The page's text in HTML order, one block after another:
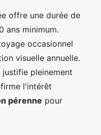
offre une durée de
ans minimum.
occasionnel
visuelle annuelle.
pleinement
l'intérêt
pérenne pour